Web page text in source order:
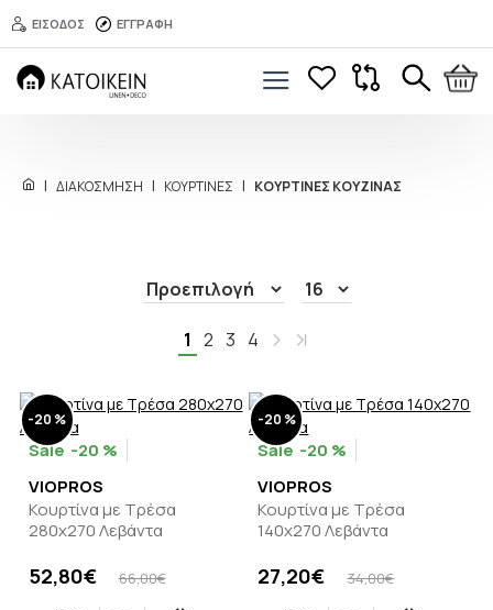
ΕΙΣΟΔΟΣ ΕΓΓΡΑΦΗ
ΔΙΑΚΟΣΜΗΣΗ ΚΟΥΡΤΙΝΕΣ ΚΟΥΡΤΙΝΕΣ ΚΟΥΖΙΝΑΣ
1 2 3 4
-20 %
-20 %
VIOPROS
Κουρτίνα με Τρέσα
280x270 Λεβάντα
66,00€
52,80€
-20 %
-20 %
VIOPROS
Κουρτίνα με Τρέσα
140x270 Λεβάντα
34,00€
27,20€